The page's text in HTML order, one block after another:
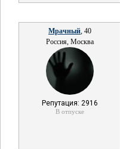
Мрачный, 40
Россия, Москва
Репутация: 2916
В отпуске